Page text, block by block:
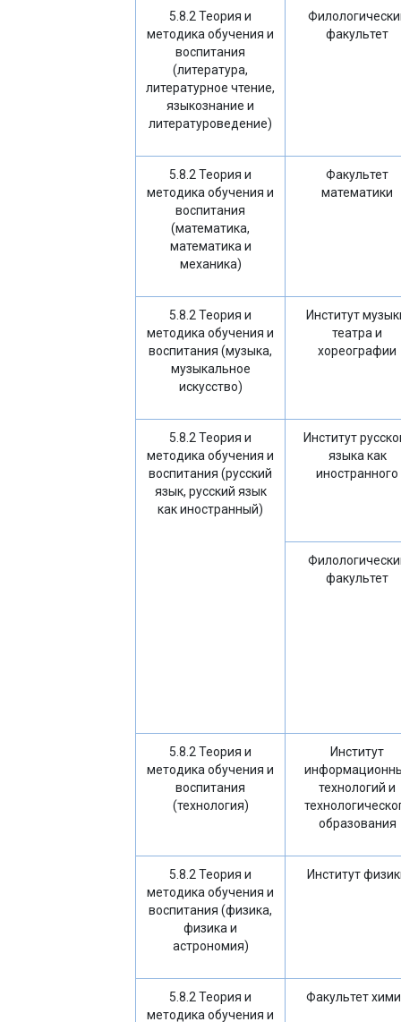
5.8.2 Теория и
методика обучения и
воспитания
(литература,
литературное чтение,
языкознание и
литературоведение)
факультет
5.8.2 Теория и
методика обучения и
воспитания
(математика,
математика и
механика)
Факультет
математики
5.8.2 Теория и
методика обучения и
воспитания (музыка,
музыкальное
искусство)
Институт
театра и
хореографии
5.8.2 Теория и
методика обучения и
воспитания (русский
язык, русский язык
как иностранный)
Институт
языка как
иностранного
факультет
5.8.2 Теория и
методика обучения и
воспитания
(технология)
Институт
технологий и
образования
5.8.2 Теория и
методика обучения и
воспитания (физика,
физика и
астрономия)
Институт
5.8.2 Теория и
методика обучения и
Факультет